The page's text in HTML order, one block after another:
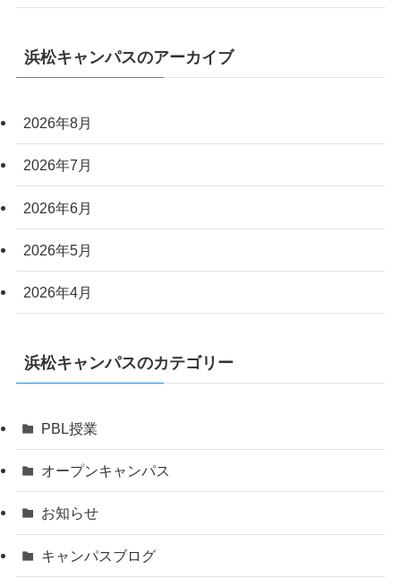
浜松キャンパスのアーカイブ
2026年8月
2026年7月
2026年6月
2026年5月
2026年4月
浜松キャンパスのカテゴリー
PBL授業
オープンキャンパス
お知らせ
キャンパスブログ